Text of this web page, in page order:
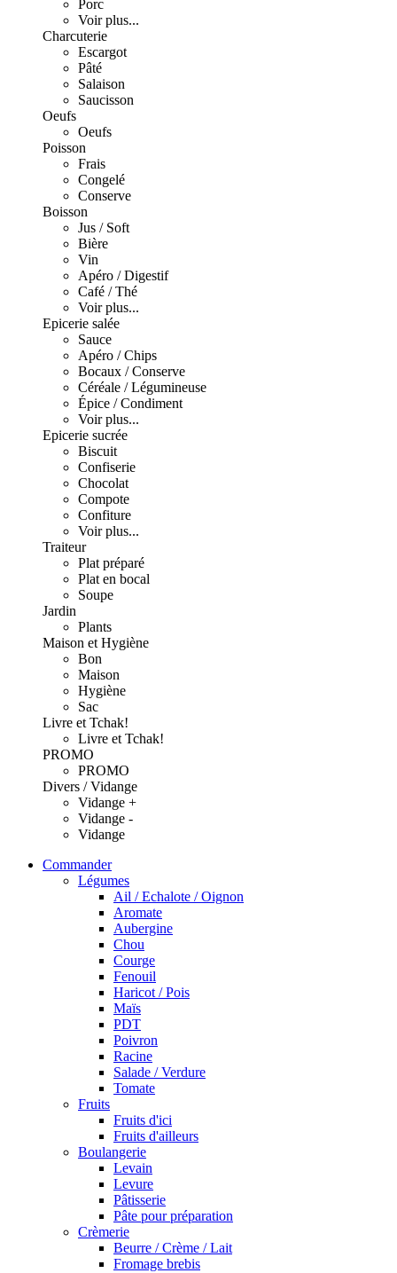
Porc
Voir plus...
Charcuterie
Escargot
Pâté
Salaison
Saucisson
Oeufs
Oeufs
Poisson
Frais
Congelé
Conserve
Boisson
Jus / Soft
Bière
Vin
Apéro / Digestif
Café / Thé
Voir plus...
Epicerie salée
Sauce
Apéro / Chips
Bocaux / Conserve
Céréale / Légumineuse
Épice / Condiment
Voir plus...
Epicerie sucrée
Biscuit
Confiserie
Chocolat
Compote
Confiture
Voir plus...
Traiteur
Plat préparé
Plat en bocal
Soupe
Jardin
Plants
Maison et Hygiène
Bon
Maison
Hygiène
Sac
Livre et Tchak!
Livre et Tchak!
PROMO
PROMO
Divers / Vidange
Vidange +
Vidange -
Vidange
Commander
Légumes
Ail / Echalote / Oignon
Aromate
Aubergine
Chou
Courge
Fenouil
Haricot / Pois
Maïs
PDT
Poivron
Racine
Salade / Verdure
Tomate
Fruits
Fruits d'ici
Fruits d'ailleurs
Boulangerie
Levain
Levure
Pâtisserie
Pâte pour préparation
Crèmerie
Beurre / Crème / Lait
Fromage brebis